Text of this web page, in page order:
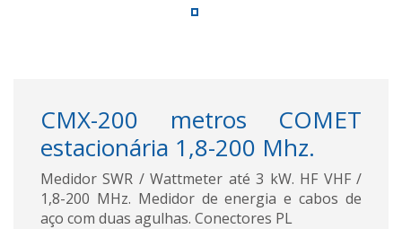
CMX-200 metros COMET
estacionária 1,8-200 Mhz.
Medidor SWR / Wattmeter até 3 kW. HF VHF /
1,8-200 MHz. Medidor de energia e cabos de
aço com duas agulhas. Conectores PL